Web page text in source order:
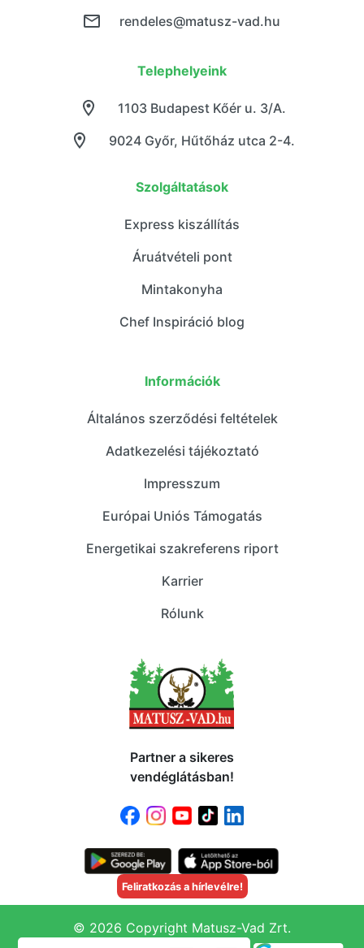
rendeles@matusz-vad.hu
Telephelyeink
9024 Győr, Hűtőház utca 2-4.
1103 Budapest Kőér u. 3/A.
Szolgáltatások
Express kiszállítás
Áruátvételi pont
Mintakonyha
Chef Inspiráció blog
Információk
Általános szerződési feltételek
Adatkezelési tájékoztató
Impresszum
Európai Uniós Támogatás
Energetikai szakreferens riport
Karrier
Rólunk
Partner a sikeres
vendéglátásban!
Feliratkozás a hírlevélre!
© 2026 Copyright Matusz-Vad Zrt.